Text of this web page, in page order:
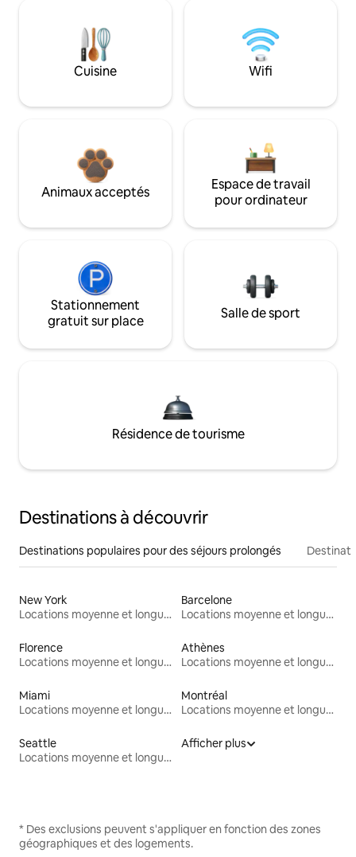
Cuisine Wifi
Animaux acceptés
Espace de travail
pour ordinateur
Stationnement
gratuit sur place
Salle de sport
Résidence de tourisme
Destinations à découvrir
Destinations populaires pour des séjours prolongés
New York
Locations moyenne et longue durée
Barcelone
Locations moyenne et longue durée
Florence
Locations moyenne et longue durée
Athènes
Locations moyenne et longue durée
Miami
Locations moyenne et longue durée
Montréal
Locations moyenne et longue durée
Seattle
Locations moyenne et longue durée
Afficher plus
* Des exclusions peuvent s'appliquer en fonction des zones
géographiques et des logements.